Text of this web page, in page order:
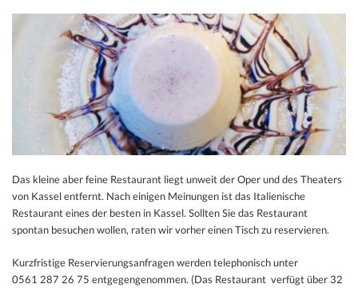
Das kleine aber feine Restaurant liegt unweit der Oper und des Theaters
von Kassel entfernt. Nach einigen Meinungen ist das Italienische
Restaurant eines der besten in Kassel. Sollten Sie das Restaurant
spontan besuchen wollen, raten wir vorher einen Tisch zu reservieren.
Kurzfristige Reservierungsanfragen werden telephonisch unter
0561 287 26 75 entgegengenommen. (Das Restaurant verfügt über 32